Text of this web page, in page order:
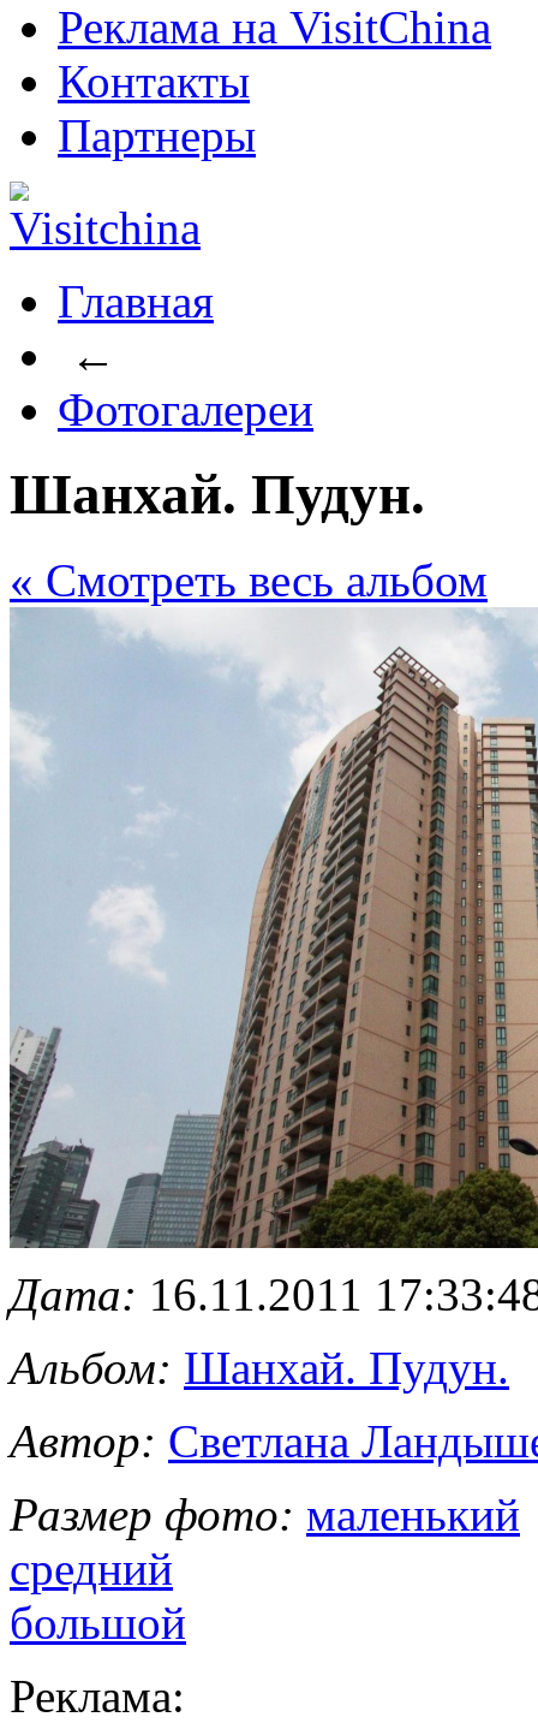
Реклама на VisitChina
Контакты
Партнеры
Главная
←
Фотогалереи
Шанхай. Пудун.
« Cмотреть весь альбом
Дата: 16.11.2011
Альбом: Шанхай. Пудун.
Автор: Светлана
Размер фото: маленький
средний
большой
Реклама: